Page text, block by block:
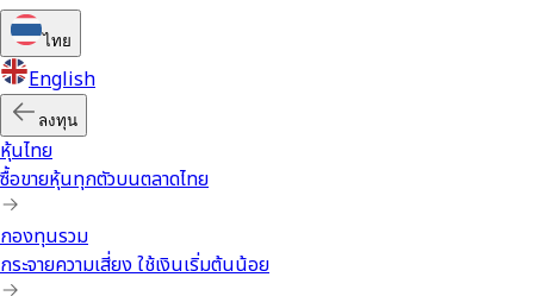
ไทย
English
ลงทุน
หุ้นไทย
ซื้อขายหุ้นทุกตัวบนตลาดไทย
กองทุนรวม
กระจายความเสี่ยง ใช้เงินเริ่มต้นน้อย